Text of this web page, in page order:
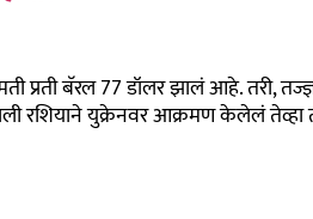
प्रती बॅरल 77 डॉलर झालं आहे. तरी,
रशियाने युक्रेनवर आक्रमण केलेलं तेव्हा